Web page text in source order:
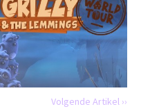
Volgende Artikel ››